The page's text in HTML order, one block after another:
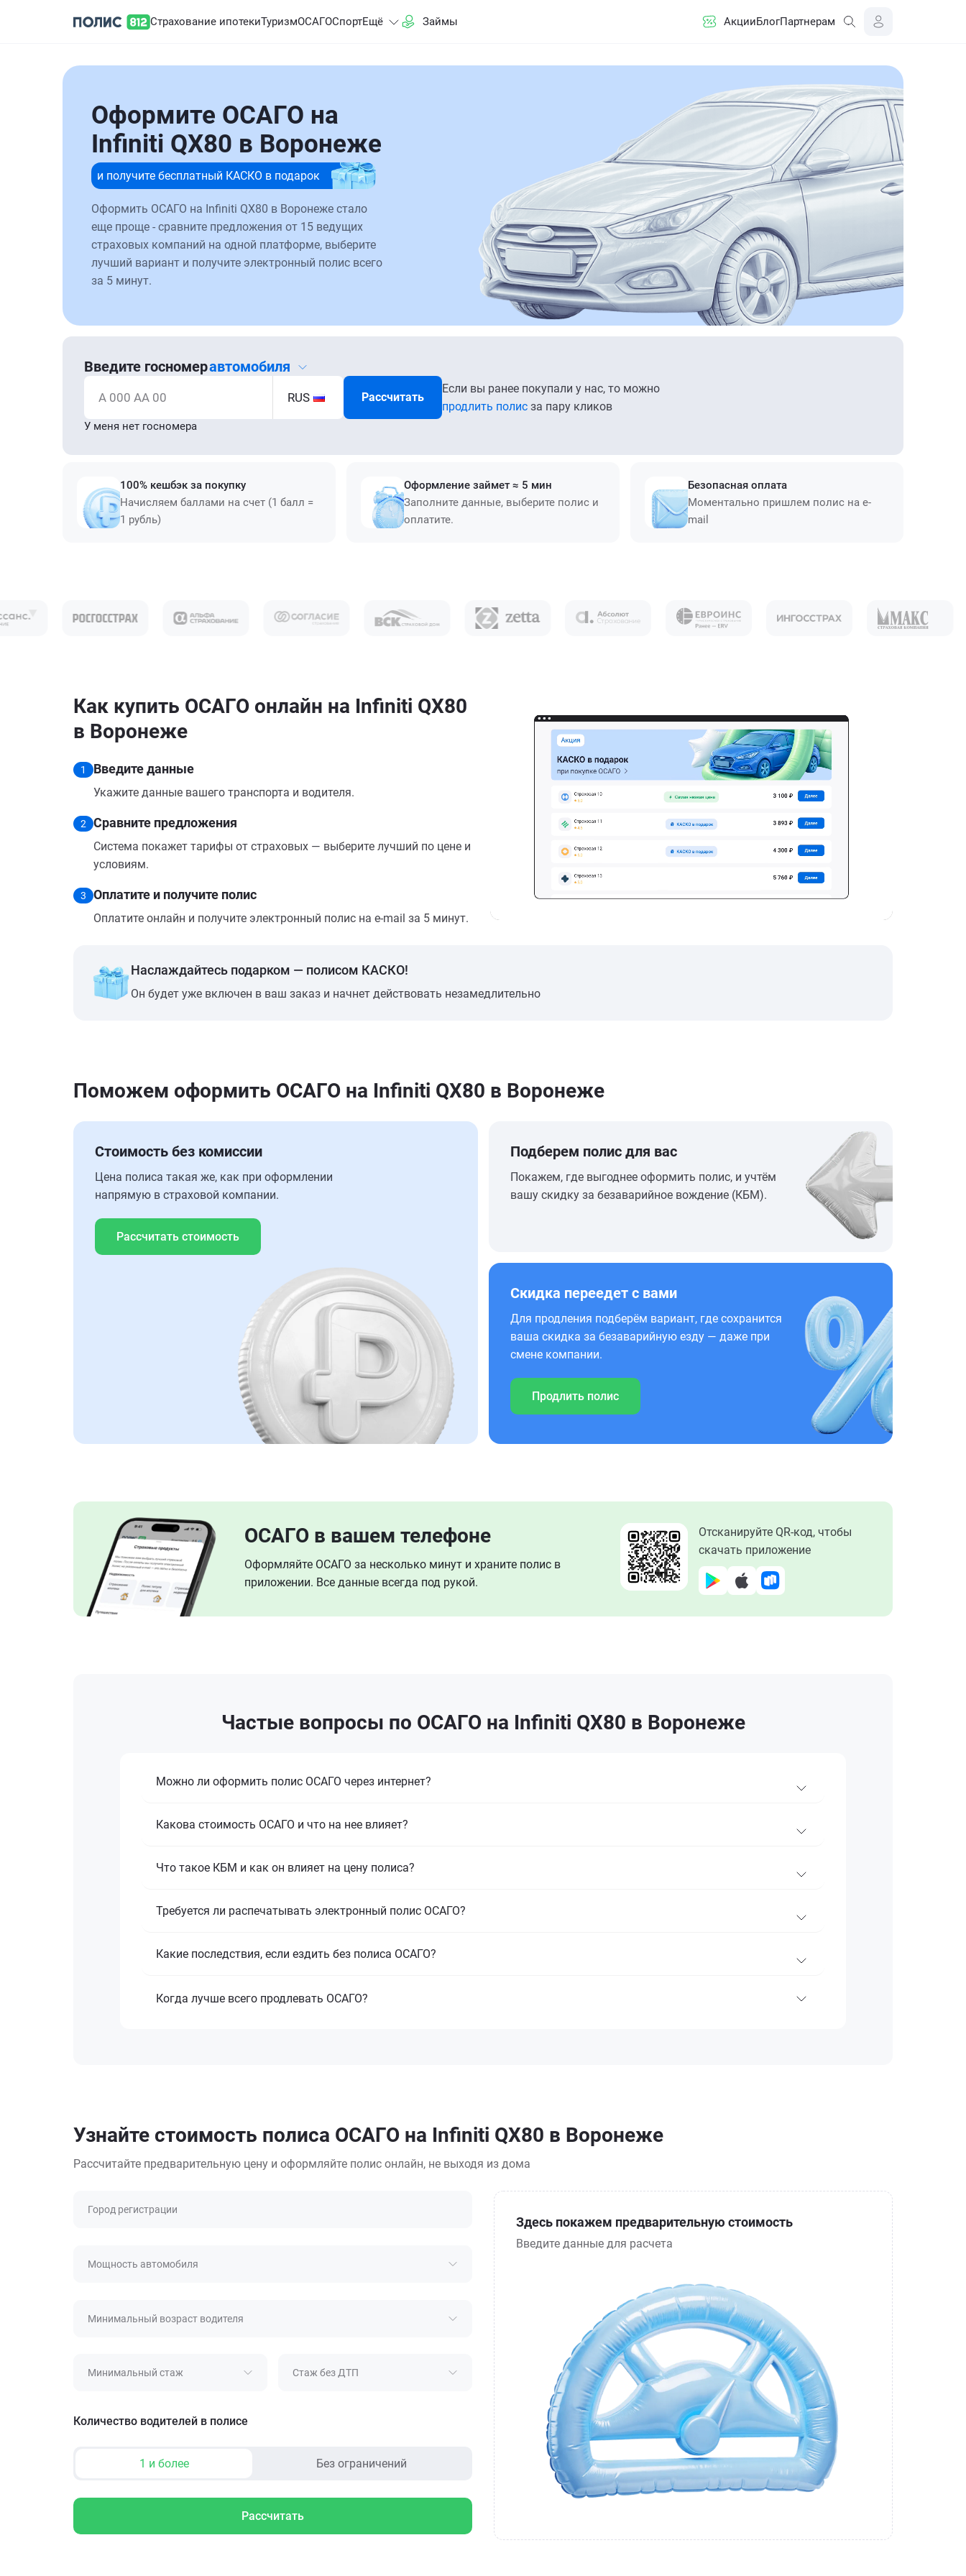
Страхование ипотекиТуризмОСАГОСпортЕщё Займы АкцииБлогПартнерам
Оформите ОСАГО на
Infiniti QX80 в Воронеже
и получите бесплатный КАСКО в подарок
Оформить ОСАГО на Infiniti QX80 в Воронеже стало
еще проще - сравните предложения от 15 ведущих
страховых компаний на одной платформе, выберите
лучший вариант и получите электронный полис всего
за 5 минут.
Введите госномеравтомобиля
А 000 АА 00 RUS Рассчитать
Если вы ранее покупали у нас, то можно
продлить полис за пару кликов
У меня нет госномера
100% кешбэк за покупку
Начисляем баллами на счет (1 балл =
1 рубль)
Оформление займет ≈ 5 мин
Заполните данные, выберите полис и
оплатите.
Безопасная оплата
Моментально пришлем полис на e-
mail
Как купить ОСАГО онлайн на Infiniti QX80
в Воронеже
1 Введите данные
Укажите данные вашего транспорта и водителя.
2 Сравните предложения
Система покажет тарифы от страховых — выберите лучший по цене и
условиям.
3 Оплатите и получите полис
Оплатите онлайн и получите электронный полис на e-mail за 5 минут.
Наслаждайтесь подарком — полисом КАСКО!
Он будет уже включен в ваш заказ и начнет действовать незамедлительно
Поможем оформить ОСАГО на Infiniti QX80 в Воронеже
Стоимость без комиссии
Цена полиса такая же, как при оформлении
напрямую в страховой компании.
Рассчитать стоимость
Подберем полис для вас
Покажем, где выгоднее оформить полис, и учтём
вашу скидку за безаварийное вождение (КБМ).
Скидка переедет с вами
Для продления подберём вариант, где сохранится
ваша скидка за безаварийную езду — даже при
смене компании.
Продлить полис
ОСАГО в вашем телефоне
Оформляйте ОСАГО за несколько минут и храните полис в
приложении. Все данные всегда под рукой.
Отсканируйте QR-код, чтобы
скачать приложение
Частые вопросы по ОСАГО на Infiniti QX80 в Воронеже
Можно ли оформить полис ОСАГО через интернет?
Какова стоимость ОСАГО и что на нее влияет?
Что такое КБМ и как он влияет на цену полиса?
Требуется ли распечатывать электронный полис ОСАГО?
Какие последствия, если ездить без полиса ОСАГО?
Когда лучше всего продлевать ОСАГО?
Узнайте стоимость полиса ОСАГО на Infiniti QX80 в Воронеже
Рассчитайте предварительную цену и оформляйте полис онлайн, не выходя из дома
Город регистрации
Мощность автомобиля
Минимальный возраст водителя
Минимальный стаж Стаж без ДТП
Количество водителей в полисе
1 и более Без ограничений
Рассчитать
Здесь покажем предварительную стоимость
Введите данные для расчета